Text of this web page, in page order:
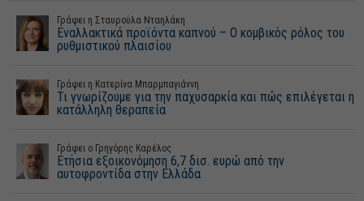
Γράφει η Σταυρούλα Νταηλάκη
Εναλλακτικά προϊόντα καπνού – Ο κομβικός ρόλος του
ρυθμιστικού πλαισίου
Γράφει η Κατερίνα Μπαρμπαγιάννη
Τι γνωρίζουμε για την παχυσαρκία και πώς επιλέγεται η
κατάλληλη θεραπεία
Γράφει o Γρηγόρης Καρέλος
Ετήσια εξοικονόμηση 6,7 δισ. ευρώ από την
αυτοφροντίδα στην Ελλάδα